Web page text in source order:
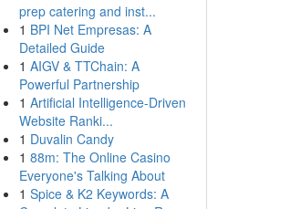
prep catering and inst...
1 BPI Net Empresas: A
Detailed Guide
1 AIGV & TTChain: A
Powerful Partnership
1 Artificial Intelligence-Driven
Website Ranki...
1 Duvalin Candy
1 88m: The Online Casino
Everyone's Talking About
1 Spice & K2 Keywords: A